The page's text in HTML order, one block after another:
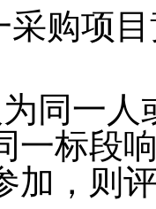
采购项
同一
一标段
加，则